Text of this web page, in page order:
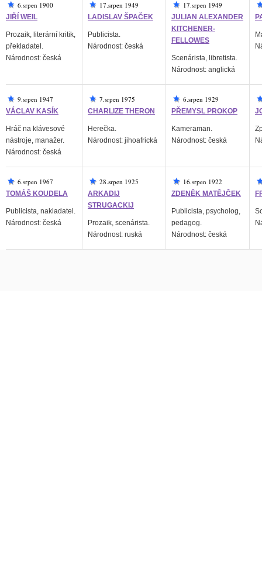
6.srpen 1900
JIŘÍ WEIL
Prozaik, literární kritik,
překladatel.
Národnost: česká
17.srpen 1949
LADISLAV ŠPAČEK
Publicista.
Národnost: česká
17.srpen 1949
JULIAN ALEXANDER
KITCHENER-
FELLOWES
Scenárista, libretista.
Národnost: anglická
9.srpen 1947
VÁCLAV KASÍK
Hráč na klávesové
nástroje, manažer.
Národnost: česká
7.srpen 1975
CHARLIZE THERON
Herečka.
Národnost: jihoafrická
6.srpen 1929
PŘEMYSL PROKOP
Kameraman.
Národnost: česká
6.srpen 1967
TOMÁŠ KOUDELA
Publicista, nakladatel.
Národnost: česká
28.srpen 1925
ARKADIJ
STRUGACKIJ
Prozaik, scenárista.
Národnost: ruská
16.srpen 1922
ZDENĚK MATĚJČEK
Publicista, psycholog,
pedagog.
Národnost: česká